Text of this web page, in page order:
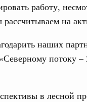
работу,
на
наших
потоку –
в лесной